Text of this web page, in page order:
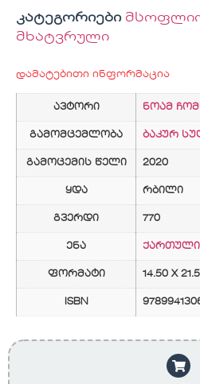
კატეგორიები
მხატვრული
დამატებითი ინფორმაცია
ავტორი ნოამ
გამომცემლობა ბაკურ
გამოცემის წელი 2020
ყდა რბილი
გვერდი 770
ენა ქართული
ფორმატი 14.50 X
ISBN